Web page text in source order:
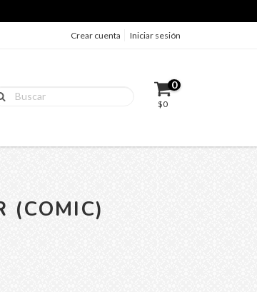
Crear cuenta Iniciar sesión
0
$0
(COMIC)